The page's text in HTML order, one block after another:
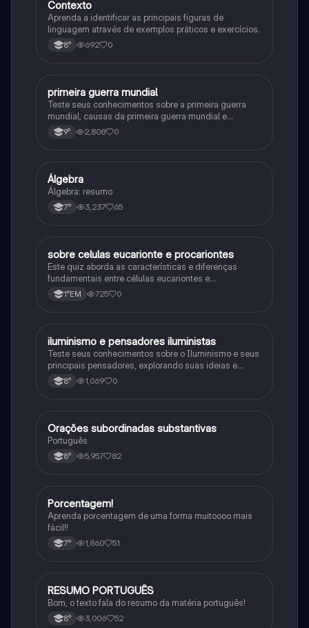
Contexto
Aprenda a identificar as principais figuras de
linguagem através de exemplos práticos e exercícios.
8° 692 0
História
primeira guerra mundial
Teste seus conhecimentos sobre a primeira guerra
mundial, causas da primeira guerra mundial e
consequências da Primeira Guerra Mundial, fases da
primeira guerra mundial
9° 2,808 0
Matematica
Álgebra
Álgebra: resumo
7° 3,237 65
Biologia
sobre celulas eucarionte e procariontes
Este quiz aborda as características e diferenças
fundamentais entre células eucariontes e
procariontes.
1°EM 725 0
História
iluminismo e pensadores iluministas
Teste seus conhecimentos sobre o Iluminismo e seus
principais pensadores, explorando suas ideias e
impacto histórico.
8° 1,069 0
Português
Orações subordinadas substantivas
Português
8° 5,957 82
Matematica
Porcentagem!
Aprenda porcentagem de uma forma muitoooo mais
fácil!!
7° 1,860 51
Português
RESUMO PORTUGUÊS
Bom, o texto fala do resumo da matéria português!
8° 3,006 52